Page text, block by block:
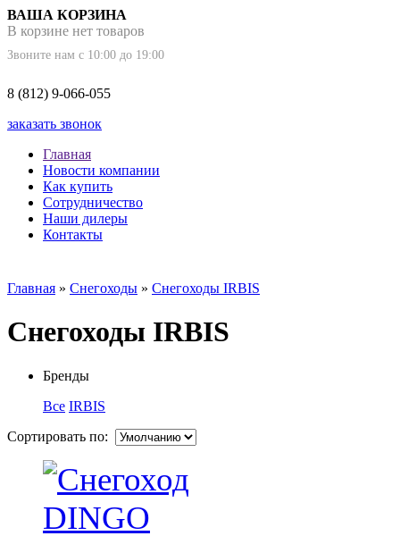
ВАША КОРЗИНА
В корзине нет товаров
Звоните нам с 10:00 до 19:00
8 (812) 9-066-055
заказать звонок
Главная
Новости компании
Как купить
Сотрудничество
Наши дилеры
Контакты
Главная » Снегоходы » Снегоходы IRBIS
Снегоходы IRBIS
Бренды
Все IRBIS
Сортировать по: